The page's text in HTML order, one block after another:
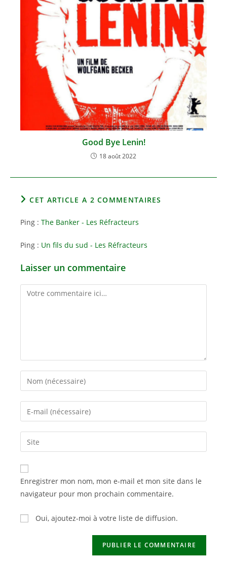
Good Bye Lenin!
18 août 2022
CET ARTICLE A 2 COMMENTAIRES
Ping : The Banker - Les Réfracteurs
Ping : Un fils du sud - Les Réfracteurs
Laisser un commentaire
Comment
Enter
your
name
comment
Enter
your
email
address
comment
Saisir
l’URL
de
votre
(facultatif)
Enregistrer mon nom, mon e-mail et mon site dans le
navigateur pour mon prochain commentaire.
Oui, ajoutez-moi à votre liste de diffusion.